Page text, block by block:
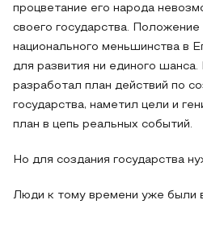
процветание его народа
своего государства. Положение
национального меньшинства в
для развития ни единого
разработал план действий по
государства, наметил цели и
план в цепь реальных событий.
Но для создания государства
Люди к тому времени уже были